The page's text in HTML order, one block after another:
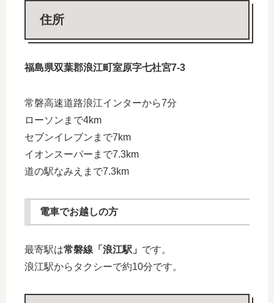
住所
福島県双葉郡浪江町室原字七社宮7-3
常磐高速道路浪江インターから7分
ローソンまで4km
セブンイレブンまで7km
イオンスーパーまで7.3km
道の駅なみえまで7.3km
電車でお越しの方
最寄駅は常磐線「浪江駅」 です。
浪江駅からタクシーで約10分です。